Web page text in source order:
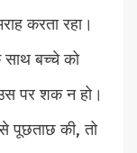
करता रहा।
साथ बच्चे को
पर शक न हो।
पूछताछ की, तो